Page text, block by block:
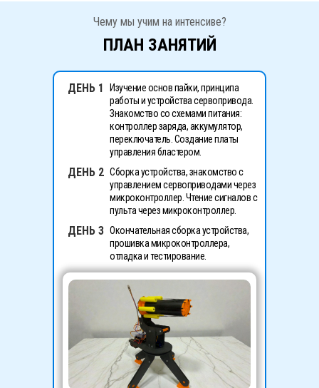
ПЛАН ЗАНЯТИЙ
Чему мы учим на интенсиве?
ДЕНЬ 1
Изучение основ пайки, принципа
работы и устройства сервопривода.
Знакомство со схемами питания:
контроллер заряда, аккумулятор,
переключатель. Создание платы
управления бластером.
ДЕНЬ 2 Сборка устройства, знакомство с
управлением сервоприводами через
микроконтроллер. Чтение сигналов с
пульта через микроконтроллер.
ДЕНЬ 3 Окончательная сборка устройства,
прошивка микроконтроллера,
отладка и тестирование.